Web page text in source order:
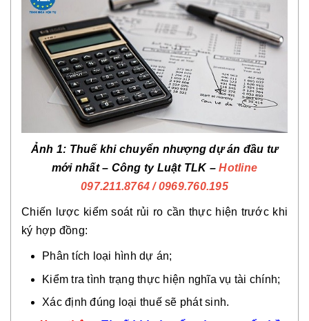
Ảnh 1: Thuế khi chuyển nhượng dự án đầu tư
mới nhất – Công ty Luật TLK –Hotline
097.211.8764 / 0969.760.195
Chiến lược kiểm soát rủi ro cần thực hiện trước khi
ký hợp đồng:
Phân tích loại hình dự án;
Kiểm tra tình trạng thực hiện nghĩa vụ tài chính;
Xác định đúng loại thuế sẽ phát sinh.